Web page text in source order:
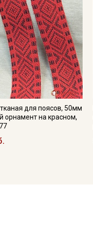
для поясов, 50мм
орнамент на красном,